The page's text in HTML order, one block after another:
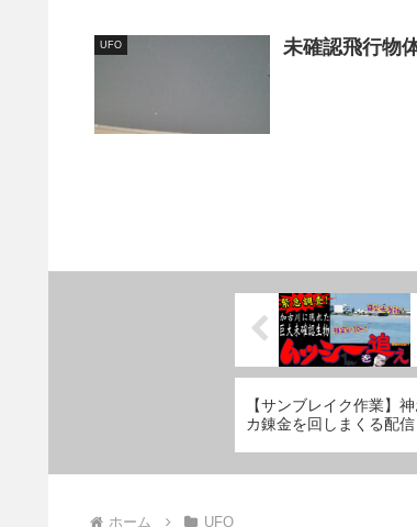
UFO 未確認飛行
【サンブレイク作業】
カ錬金を回しまくる配信
ホーム UFO